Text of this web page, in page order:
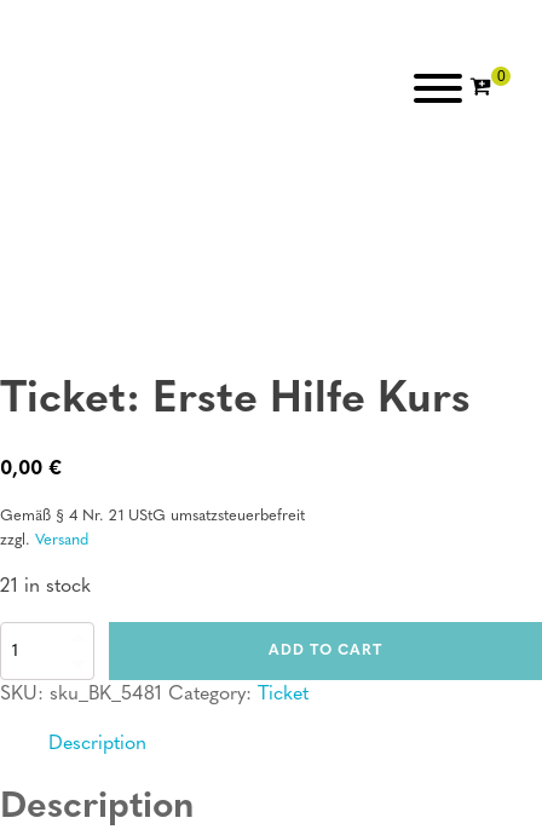
Ticket: Erste Hilfe Kurs
0,00 €
Gemäß § 4 Nr. 21 UStG umsatzsteuerbefreit
zzgl. Versand
21 in stock
Ticket:
Hilfe
quantity
ADD TO CART
SKU: sku_BK_5481 Category: Ticket
Description
Description